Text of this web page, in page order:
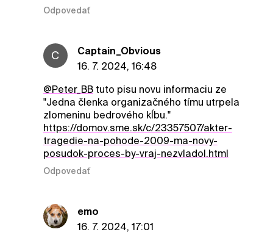
Odpovedať
C
Captain_Obvious
16. 7. 2024, 16:48
@Peter_BBtuto pisu novu informaciu ze
"Jedna členka organizačného tímu utrpela
zlomeninu bedrového kĺbu."
https://domov.sme.sk/c/23357507/akter-
tragedie-na-pohode-2009-ma-novy-
posudok-proces-by-vraj-nezvladol.html
Odpovedať
emo
16. 7. 2024, 17:01